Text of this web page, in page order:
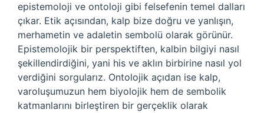
epistemoloji ve ontoloji gibi felsefenin temel dalları
çıkar. Etik açısından, kalp bize doğru ve yanlışın,
merhametin ve adaletin sembolü olarak görünür.
Epistemolojik bir perspektiften, kalbin bilgiyi nasıl
şekillendirdiğini, yani his ve aklın birbirine nasıl yol
verdiğini sorgularız. Ontolojik açıdan ise kalp,
varoluşumuzun hem biyolojik hem de sembolik
katmanlarını birleştiren bir gerçeklik olarak